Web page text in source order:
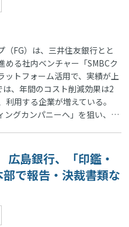
FG）は、三井住友銀行とと
める社内ベンチャー「SMBCク
ットフォーム活用で、実績が上
、年間のコスト削減効果は2
用する企業が増えている。
ングカンパニーへ」を狙い、…
島銀行、「印鑑・
で報告・決裁書類な